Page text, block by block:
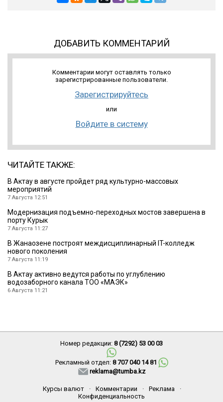
ДОБАВИТЬ КОММЕНТАРИЙ
Комментарии могут оставлять только
зарегистрированные пользователи.
Зарегистрируйтесь
или
Войдите в систему
ЧИТАЙТЕ ТАКЖЕ:
В Актау в августе пройдет ряд культурно-массовых
мероприятий
7 Августа 12:51
Модернизация подъемно-переходных мостов завершена в
порту Курык
7 Августа 11:27
В Жанаозене построят междисциплинарный IT-колледж
нового поколения
7 Августа 11:19
В Актау активно ведутся работы по углублению
водозаборного канала ТОО «МАЭК»
6 Августа 11:21
Номер редакции: 8 (7292) 53 00 03
Рекламный отдел: 8 707 040 14 81
reklama@tumba.kz
Курсы валют · Комментарии · Реклама
·
Конфиденциальность